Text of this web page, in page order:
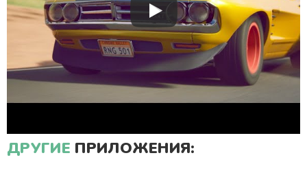
ДРУГИЕ ПРИЛОЖЕНИЯ: